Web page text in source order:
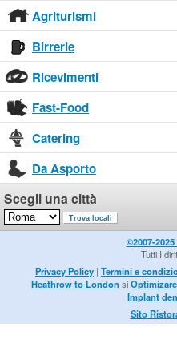
Agriturismi
Birrerie
Ricevimenti
Fast-Food
Catering
Da Asporto
Scegli una città
©2007-
Tutti I
Privacy Policy | Termini e
Heathrow to London si
Implant
Sito